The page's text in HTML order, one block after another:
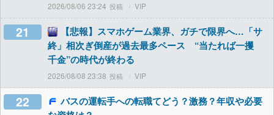
2026/08/06 23:24 VIP
21
【悲報】スマホゲーム業界、ガチで限界へ…「サ
終」相次ぎ倒産が過去最多ペース “当たれば一攫
千金”の時代が終わる
2026/08/08 23:38 VIP
22
バスの運転手への転職てどう？激務？年収や必要